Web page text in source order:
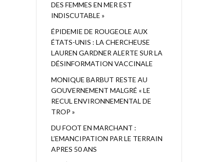
DES FEMMES EN MER EST
INDISCUTABLE »
ÉPIDEMIE DE ROUGEOLE AUX
ÉTATS-UNIS : LA CHERCHEUSE
LAUREN GARDNER ALERTE SUR LA
DÉSINFORMATION VACCINALE
MONIQUE BARBUT RESTE AU
GOUVERNEMENT MALGRÉ « LE
RECUL ENVIRONNEMENTAL DE
TROP »
DU FOOT EN MARCHANT :
L’EMANCIPATION PAR LE TERRAIN
APRES 50 ANS